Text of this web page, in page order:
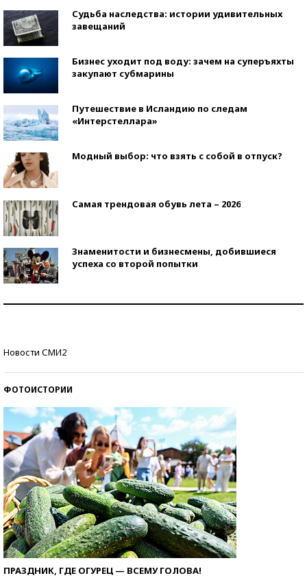
Судьба наследства: истории удивительных
завещаний
Бизнес уходит под воду: зачем на суперъяхты
закупают субмарины
Путешествие в Исландию по следам
«Интерстеллара»
Модный выбор: что взять с собой в отпуск?
Самая трендовая обувь лета – 2026
Знаменитости и бизнесмены, добившиеся
успеха со второй попытки
Новости СМИ2
ФОТОИСТОРИИ
ПРАЗДНИК, ГДЕ ОГУРЕЦ — ВСЕМУ ГОЛОВА!